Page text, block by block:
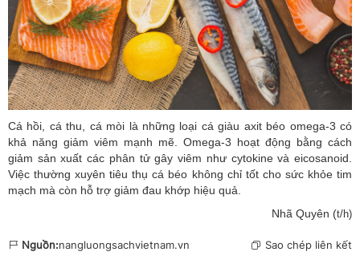
Cá hồi, cá thu, cá mòi là những loại cá giàu axit béo omega-3 có
khả năng giảm viêm mạnh mẽ. Omega-3 hoạt động bằng cách
giảm sản xuất các phân tử gây viêm như cytokine và eicosanoid.
Việc thường xuyên tiêu thụ cá béo không chỉ tốt cho sức khỏe tim
mạch mà còn hỗ trợ giảm đau khớp hiệu quả.
Nhã Quyên (t/h)
Nguồn:nangluongsachvietnam.vn Sao chép liên kết